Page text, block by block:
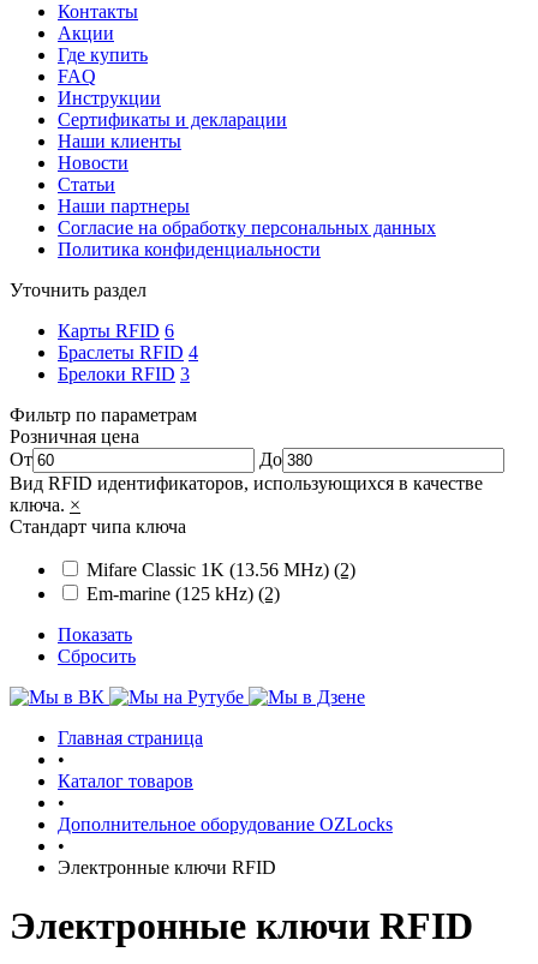
Контакты
Акции
Где купить
FAQ
Инструкции
Сертификаты и декларации
Наши клиенты
Новости
Статьи
Наши партнеры
Согласие на обработку персональных данных
Политика конфиденциальности
Уточнить раздел
Карты RFID 6
Браслеты RFID 4
Брелоки RFID 3
Фильтр по параметрам
Розничная цена
От
До
Вид RFID идентификаторов, использующихся в качестве
ключа. ×
Стандарт чипа ключа
Mifare Classic 1K (13.56 MHz) (2)
Em-marine (125 kHz) (2)
Показать
Сбросить
Главная страница
•
Каталог товаров
•
Дополнительное оборудование OZLocks
•
Электронные ключи RFID
Электронные ключи RFID